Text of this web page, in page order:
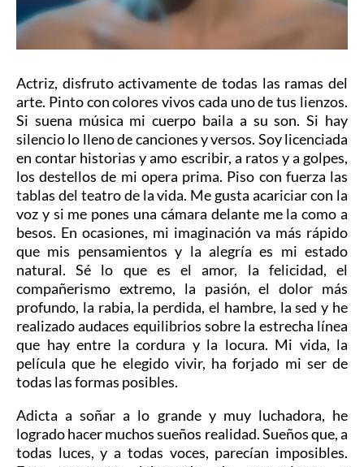
Actriz, disfruto activamente de todas las ramas del
arte. Pinto con colores vivos cada uno de tus lienzos.
Si suena música mi cuerpo baila a su son. Si hay
silencio lo lleno de canciones y versos. Soy licenciada
en contar historias y amo escribir, a ratos y a golpes,
los destellos de mi opera prima. Piso con fuerza las
tablas del teatro de la vida. Me gusta acariciar con la
voz y si me pones una cámara delante me la como a
besos. En ocasiones, mi imaginación va más rápido
que mis pensamientos y la alegría es mi estado
natural. Sé lo que es el amor, la felicidad, el
compañerismo extremo, la pasión, el dolor más
profundo, la rabia, la perdida, el hambre, la sed y he
realizado audaces equilibrios sobre la estrecha línea
que hay entre la cordura y la locura. Mi vida, la
película que he elegido vivir, ha forjado mi ser de
todas las formas posibles.
Adicta a soñar a lo grande y muy luchadora, he
logrado hacer muchos sueños realidad. Sueños que, a
todas luces, y a todas voces, parecían imposibles.